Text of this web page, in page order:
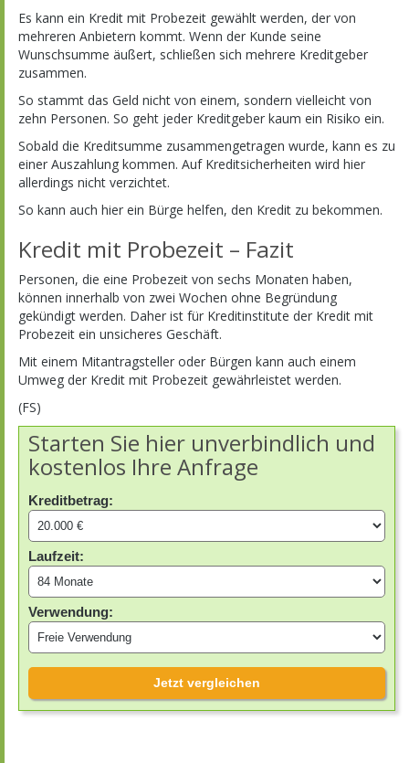
Es kann ein Kredit mit Probezeit gewählt werden, der von
mehreren Anbietern kommt. Wenn der Kunde seine
Wunschsumme äußert, schließen sich mehrere Kreditgeber
zusammen.
So stammt das Geld nicht von einem, sondern vielleicht von
zehn Personen. So geht jeder Kreditgeber kaum ein Risiko ein.
Sobald die Kreditsumme zusammengetragen wurde, kann es zu
einer Auszahlung kommen. Auf Kreditsicherheiten wird hier
allerdings nicht verzichtet.
So kann auch hier ein Bürge helfen, den Kredit zu bekommen.
Kredit mit Probezeit – Fazit
Personen, die eine Probezeit von sechs Monaten haben,
können innerhalb von zwei Wochen ohne Begründung
gekündigt werden. Daher ist für Kreditinstitute der Kredit mit
Probezeit ein unsicheres Geschäft.
Mit einem Mitantragsteller oder Bürgen kann auch einem
Umweg der Kredit mit Probezeit gewährleistet werden.
(FS)
Starten Sie hier unverbindlich und
kostenlos Ihre Anfrage
Kreditbetrag:
Laufzeit:
Verwendung:
Jetzt vergleichen